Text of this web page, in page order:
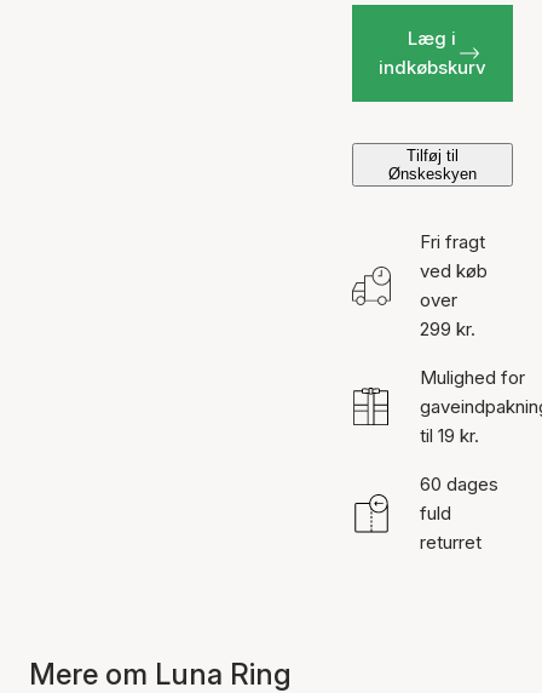
Læg i
indkøbskurv
Tilføj til
Ønskeskyen
Fri fragt
ved køb
over
299 kr.
Mulighed for
til 19 kr.
60 dages
fuld
returret
Mere om Luna Ring